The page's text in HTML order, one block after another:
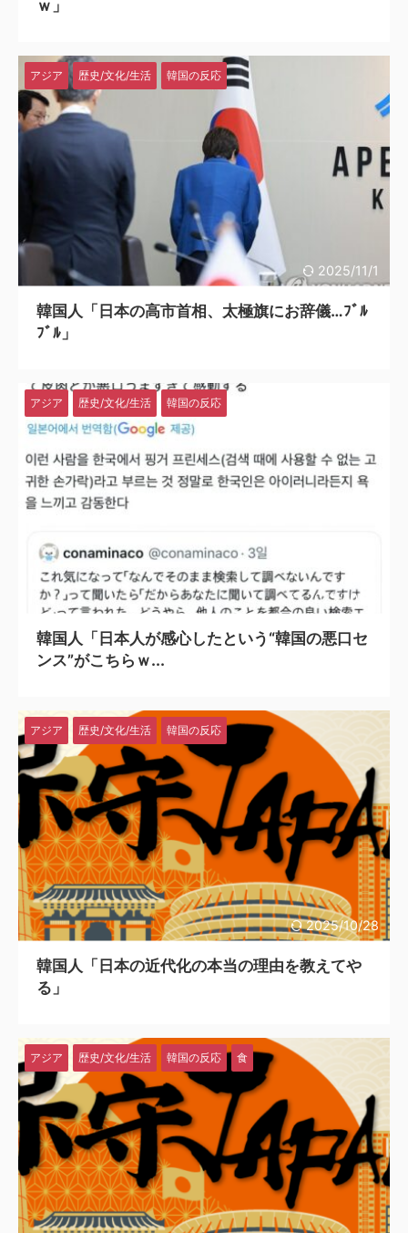
ｗ」
2025/11/1
アジア 歴史/文化/生活 韓国の反応
韓国人「日本の高市首相、太極旗にお辞儀…ﾌﾞﾙ
ﾌﾞﾙ」
2025/10/26
アジア 歴史/文化/生活 韓国の反応
韓国人「日本人が感心したという“韓国の悪口セ
ンス”がこちらｗ...
2025/10/28
アジア 歴史/文化/生活 韓国の反応
韓国人「日本の近代化の本当の理由を教えてや
る」
アジア 歴史/文化/生活 韓国の反応 食